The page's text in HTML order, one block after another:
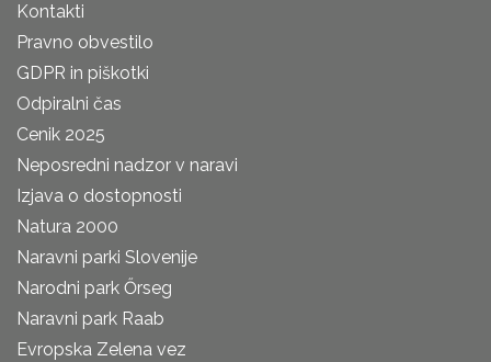
Kontakti
Pravno obvestilo
GDPR in piškotki
Odpiralni čas
Cenik 2025
Neposredni nadzor v naravi
Izjava o dostopnosti
Natura 2000
Naravni parki Slovenije
Narodni park Őrseg
Naravni park Raab
Evropska Zelena vez